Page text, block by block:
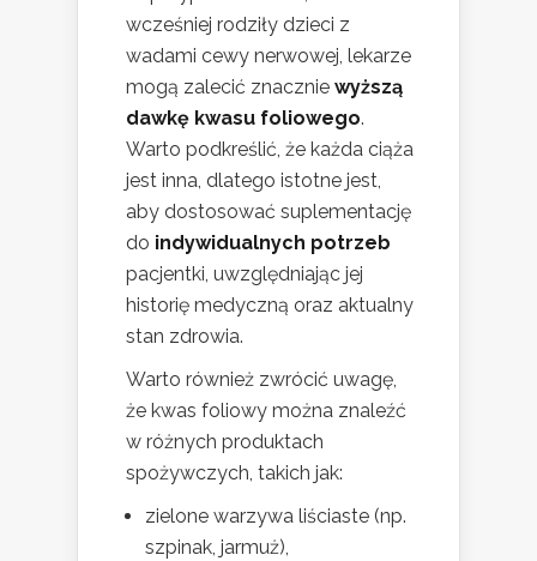
wcześniej rodziły dzieci z
wadami cewy nerwowej, lekarze
mogą zalecić znacznie wyższą
dawkę kwasu foliowego.
Warto podkreślić, że każda ciąża
jest inna, dlatego istotne jest,
aby dostosować suplementację
do indywidualnych potrzeb
pacjentki, uwzględniając jej
historię medyczną oraz aktualny
stan zdrowia.
Warto również zwrócić uwagę,
że kwas foliowy można znaleźć
w różnych produktach
spożywczych, takich jak:
zielone warzywa liściaste (np.
szpinak, jarmuż),